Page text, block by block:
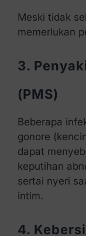
Meski tidak
memerlukan
3.
(PMS)
Beberapa
gonore
dapat
keputihan
sertai nyeri
intim.
4.